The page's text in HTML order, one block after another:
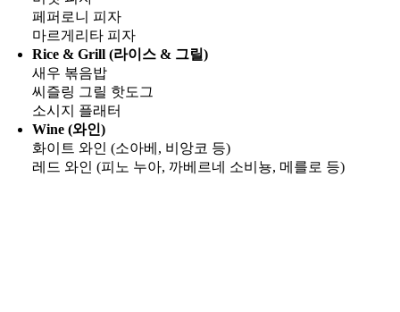
페퍼로니 피자
마르게리타 피자
Rice & Grill (라이스 & 그릴)
새우 볶음밥
씨즐링 그릴 핫도그
소시지 플래터
Wine (와인)
화이트 와인 (소아베, 비앙코 등)
레드 와인 (피노 누아, 까베르네 소비뇽, 메를로 등)